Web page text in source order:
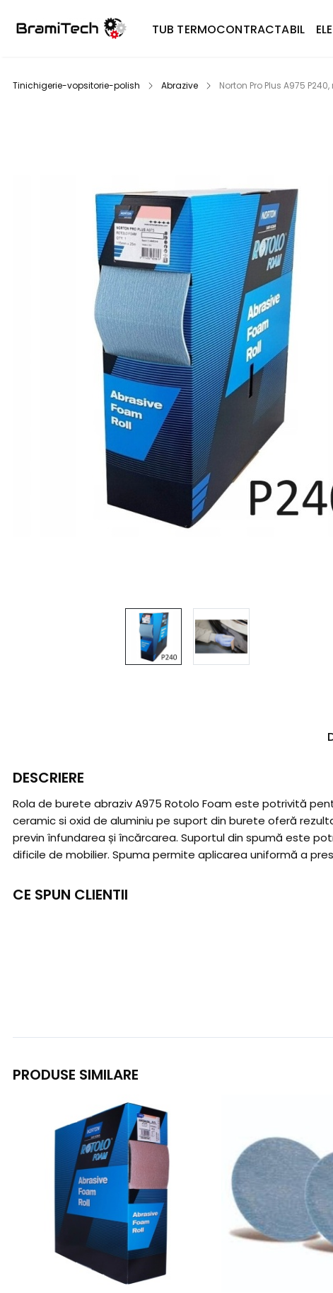
TUB TERMOCONTRACTABIL
Tinichigerie-vopsitorie-polish Abrazive Norton Pro Plus A975
DESCRIERE
Rola de burete abraziv A975 Rotolo Foam este potrivită
ceramic si oxid de aluminiu pe suport din burete oferă
previn înfundarea și încărcarea. Suportul din spumă este
dificile de mobilier. Spuma permite aplicarea uniformă a
CE SPUN CLIENTII
PRODUSE SIMILARE